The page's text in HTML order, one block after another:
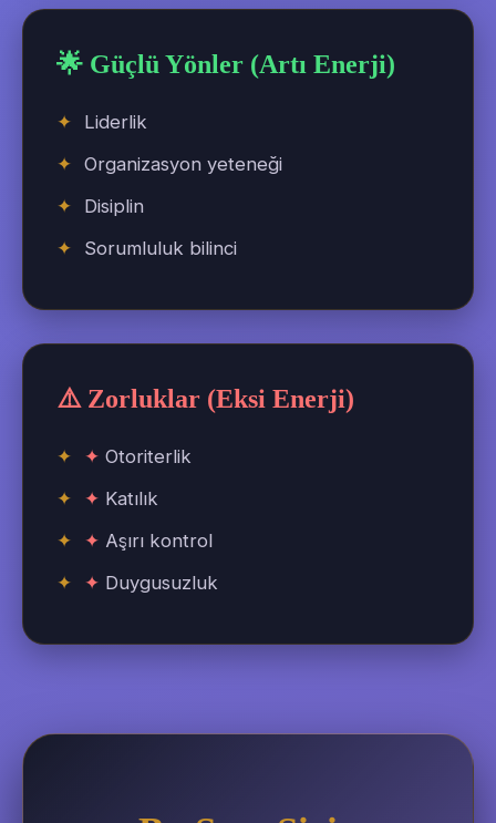
🌟 Güçlü Yönler (Artı Enerji)
Liderlik
Organizasyon yeteneği
Disiplin
Sorumluluk bilinci
⚠️ Zorluklar (Eksi Enerji)
✦ Otoriterlik
✦ Katılık
✦ Aşırı kontrol
✦ Duygusuzluk